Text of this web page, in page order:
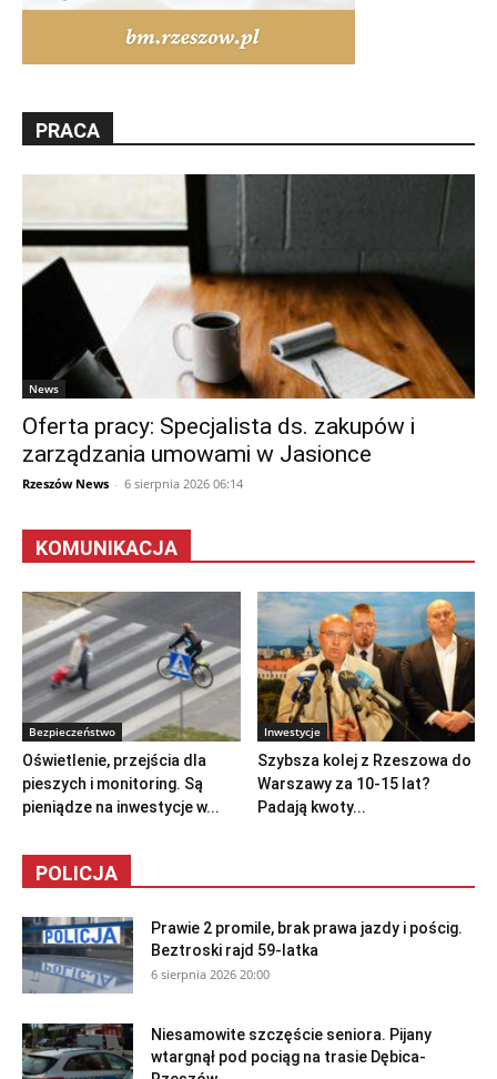
PRACA
News
Oferta pracy: Specjalista ds. zakupów i
zarządzania umowami w Jasionce
Rzeszów News - 6 sierpnia 2026 06:14
KOMUNIKACJA
Bezpieczeństwo
Oświetlenie, przejścia dla
pieszych i monitoring. Są
pieniądze na inwestycje w...
Inwestycje
Szybsza kolej z Rzeszowa do
Warszawy za 10-15 lat?
Padają kwoty...
POLICJA
Prawie 2 promile, brak prawa jazdy i pościg.
Beztroski rajd 59-latka
6 sierpnia 2026 20:00
Niesamowite szczęście seniora. Pijany
wtargnął pod pociąg na trasie Dębica-